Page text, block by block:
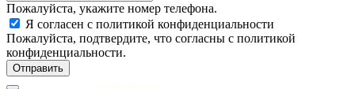
Пожалуйста, укажите номер телефона.
Я согласен с политикой конфиденциальности
Пожалуйста, подтвердите, что согласны с политикой
конфиденциальности.
Отправить